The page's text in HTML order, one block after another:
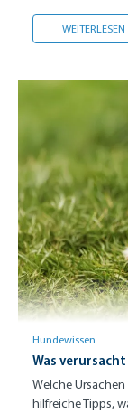
WEITERLESEN
Hundewissen
Was
Welche
hilfreiche Tipps,